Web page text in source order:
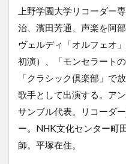
上野学園大学リコーダー
治、濱田芳通、声楽を阿
ヴェルディ「オルフェオ
初演）、「モンセラート
「クラシック倶楽部」で
歌手として出演する。ア
サンブル代表。リコーダ
ー。NHK文化センター町
師。平塚在住。